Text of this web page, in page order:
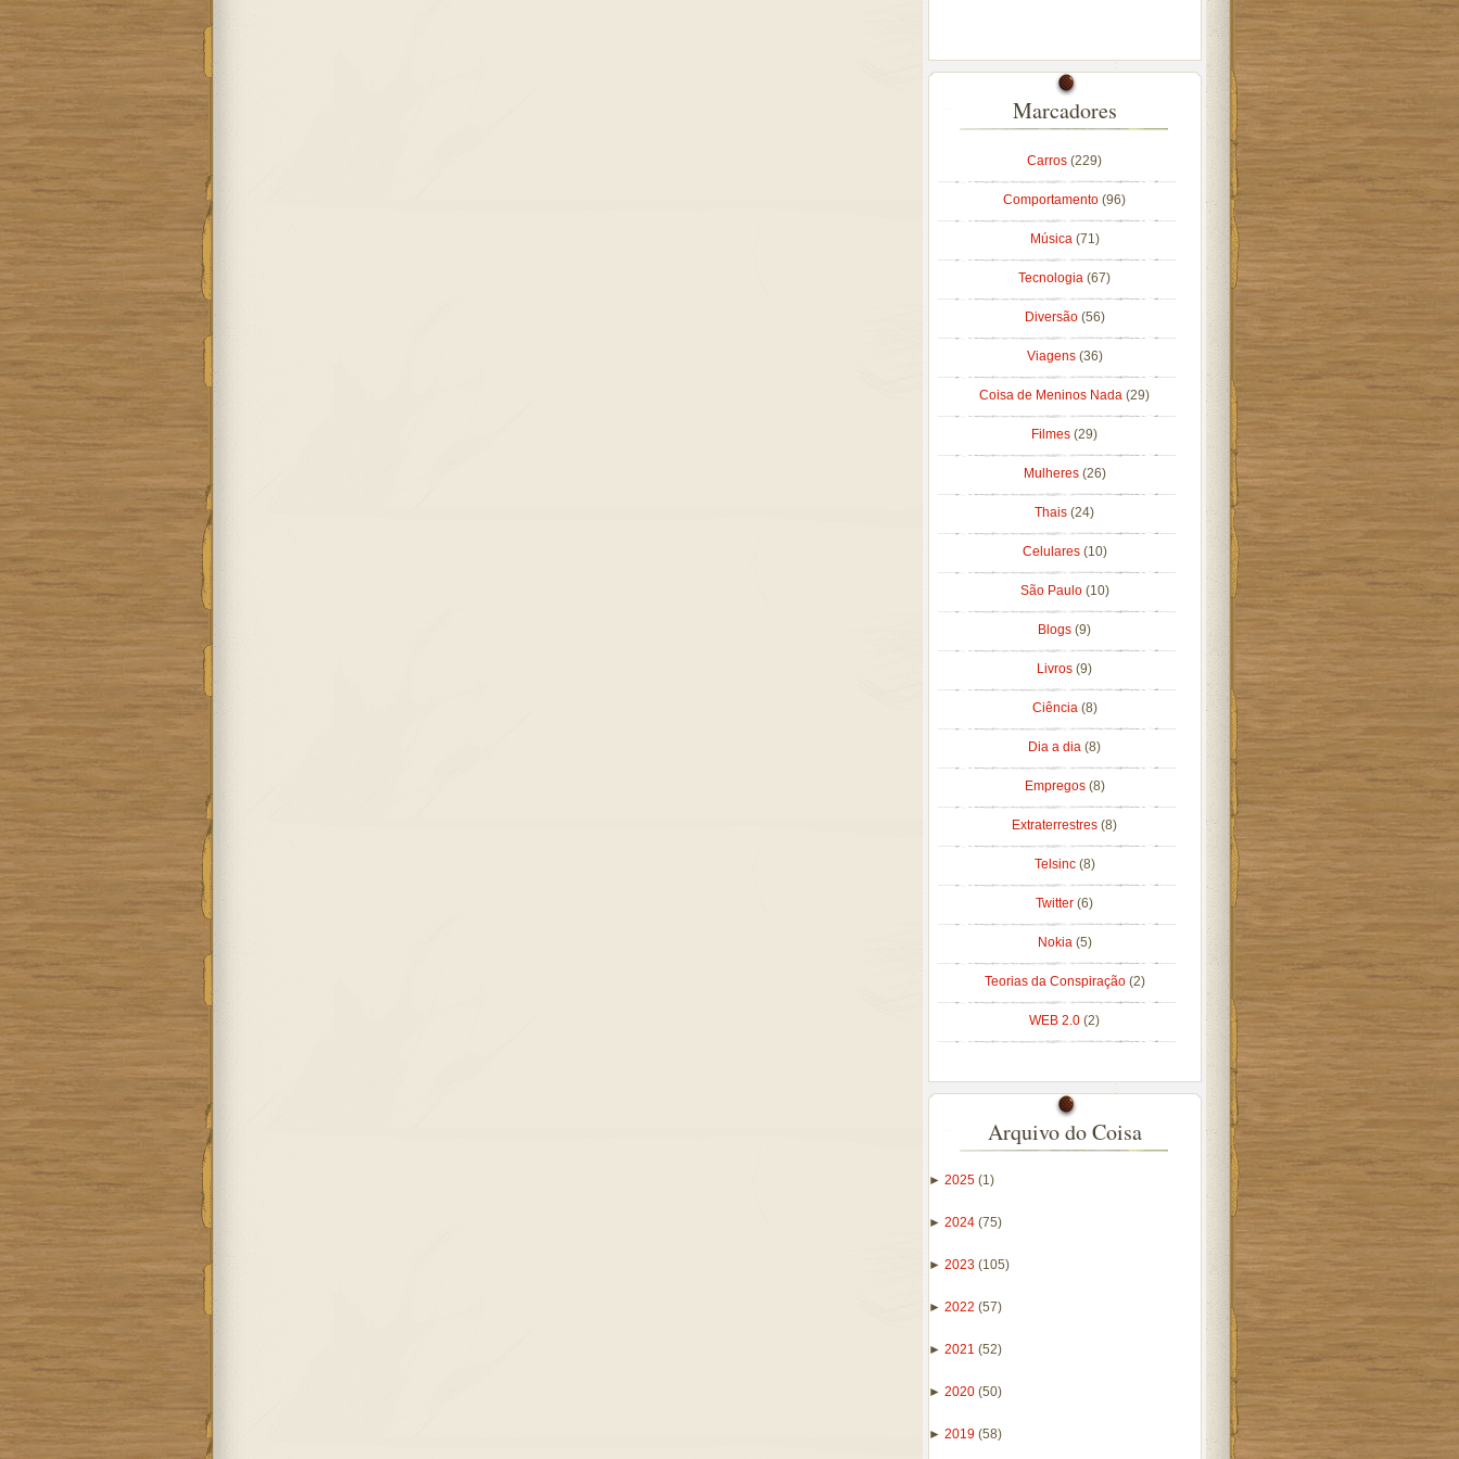
Marcadores
Carros (229)
Comportamento (96)
Música (71)
Tecnologia (67)
Diversão (56)
Viagens (36)
Coisa de Meninos Nada (29)
Filmes (29)
Mulheres (26)
Thais (24)
Celulares (10)
São Paulo (10)
Blogs (9)
Livros (9)
Ciência (8)
Dia a dia (8)
Empregos (8)
Extraterrestres (8)
Telsinc (8)
Twitter (6)
Nokia (5)
Teorias da Conspiração (2)
WEB 2.0 (2)
Arquivo do Coisa
► 2025 (1)
► 2024 (75)
► 2023 (105)
► 2022 (57)
► 2021 (52)
► 2020 (50)
► 2019 (58)